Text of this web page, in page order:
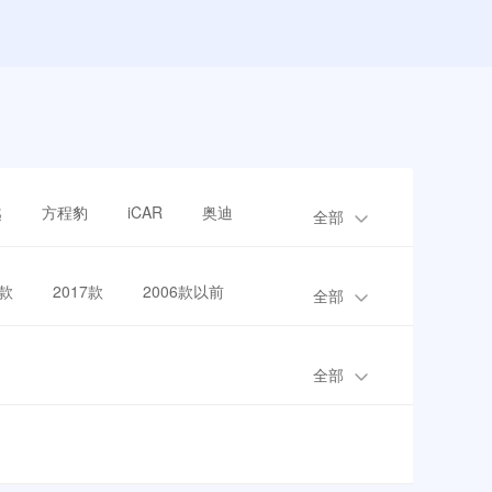
方程豹 iCAR 奥迪 全部
2017款 2006款以前 全部
全部